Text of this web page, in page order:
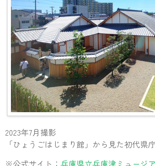
2023年7月撮影
「ひょうごはじまり館」から見た初代県
※公式サイト： 兵庫県立兵庫津ミュージ